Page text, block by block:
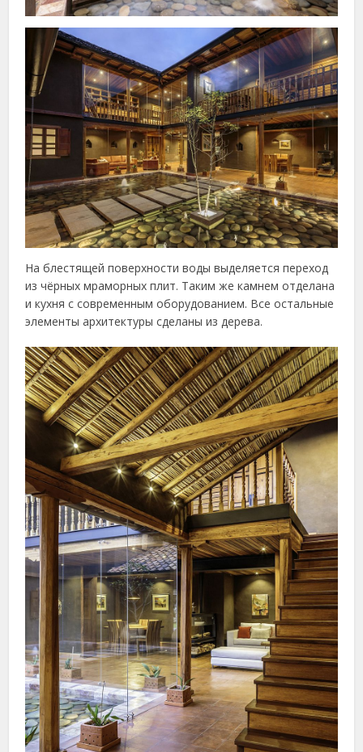
На блестящей поверхности воды выделяется переход
из чёрных мраморных плит. Таким же камнем отделана
и кухня с современным оборудованием. Все остальные
элементы архитектуры сделаны из дерева.